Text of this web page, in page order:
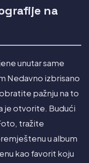
na
unutar same
Nedavno izbrisano
pažnju na to
je otvorite. Budući
tražite
u album
kao favorit koju